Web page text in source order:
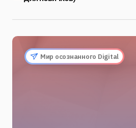
Мир осознанного Digital